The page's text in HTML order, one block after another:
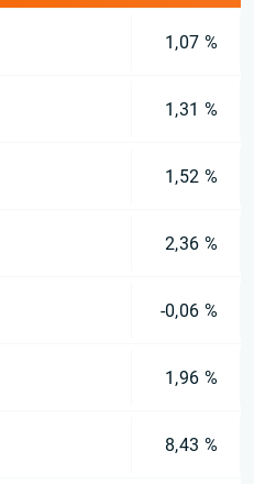
1,07 %
1,31 %
1,52 %
2,36 %
-0,06 %
1,96 %
8,43 %